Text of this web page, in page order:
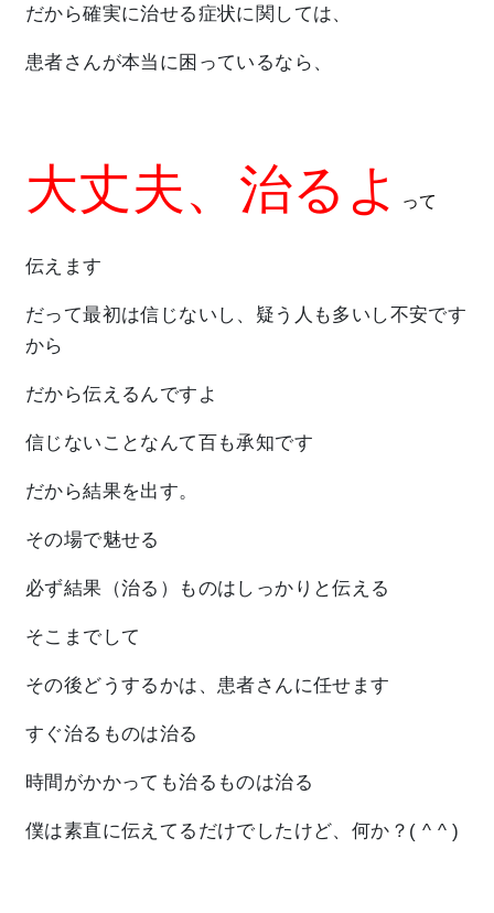
だから確実に治せる症状に関しては、
患者さんが本当に困っているなら、
大丈夫、治るよ って
伝えます
だって最初は信じないし、疑う人も多いし不安です
から
だから伝えるんですよ
信じないことなんて百も承知です
だから結果を出す。
その場で魅せる
必ず結果（治る）ものはしっかりと伝える
そこまでして
その後どうするかは、患者さんに任せます
すぐ治るものは治る
時間がかかっても治るものは治る
僕は素直に伝えてるだけでしたけど、何か？( ^ ^ )